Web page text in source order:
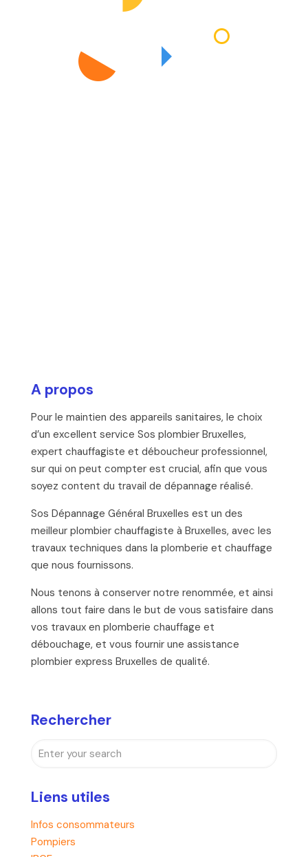
A propos
Pour le maintien des appareils sanitaires, le choix
d’un excellent service Sos plombier Bruxelles,
expert chauffagiste et déboucheur professionnel,
sur qui on peut compter est crucial, afin que vous
soyez content du travail de dépannage réalisé.
Sos Dépannage Général Bruxelles est un des
meilleur plombier chauffagiste à Bruxelles, avec les
travaux techniques dans la plomberie et chauffage
que nous fournissons.
Nous tenons à conserver notre renommée, et ainsi
allons tout faire dans le but de vous satisfaire dans
vos travaux en plomberie chauffage et
débouchage, et vous fournir une assistance
plombier express Bruxelles de qualité.
Rechercher
Liens utiles
Infos consommateurs
Pompiers